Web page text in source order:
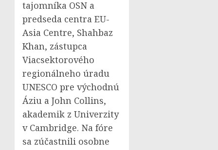
tajomníka OSN a
predseda centra EU-
Asia Centre, Shahbaz
Khan, zástupca
Viacsektorového
regionálneho úradu
UNESCO pre východnú
Áziu a John Collins,
akademik z Univerzity
v Cambridge. Na fóre
sa zúčastnili osobne